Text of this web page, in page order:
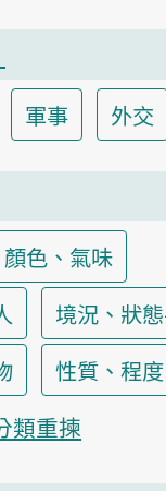
軍事 外交
顏色、氣味
境況、狀
性質、程度
類重揀